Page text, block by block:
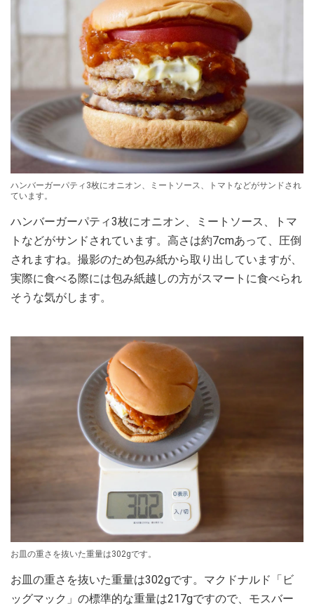
ハンバーガーパティ3枚にオニオン、ミートソース、トマトなどがサンドされ
ています。
ハンバーガーパティ3枚にオニオン、ミートソース、トマ
トなどがサンドされています。高さは約7cmあって、圧倒
されますね。撮影のため包み紙から取り出していますが、
実際に食べる際には包み紙越しの方がスマートに食べられ
そうな気がします。
お皿の重さを抜いた重量は302gです。
お皿の重さを抜いた重量は302gです。マクドナルド「ビ
ッグマック」の標準的な重量は217gですので、モスバー